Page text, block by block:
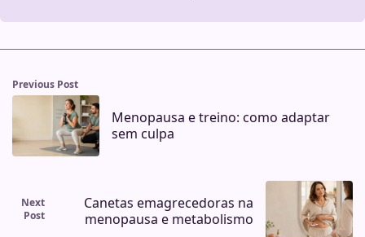
Previous Post
Menopausa e treino: como adaptar
sem culpa
Next
Post
Canetas emagrecedoras na
menopausa e metabolismo